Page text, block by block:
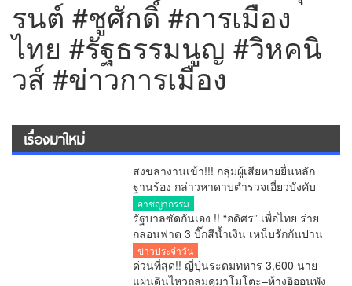
รนต์ #ชูศักดิ์ #การเมือง
ไทย #รัฐธรรมนูญ #วิหคนิ
วส์ #ข่าวการเมือง
เรื่องมาใหม่
สงขลางานเข้า!!! กลุ่มผู้เสียหายยื่นหลัก
ฐานร้อง กล่าวหาดาบตำรวจเอี่ยวบังคับ
ถ่ายคลิปอนาจาร ขู่ยัดยา มีผู้เสียหาย
หลายราย เร่งตรวจสอบ
อาชญากรรม
รัฐบาลซัดกันเอง !! “อดิศร” เพื่อไทย ร่าย
กลอนฟาด 3 บิ๊กสีน้ำเงิน เหน็บรักกันปาน
จะกลืน “เขากระโดง”
ข่าวประจำวัน
ด่วนที่สุด!! ญี่ปุ่นระดมทหาร 3,600 นาย
แผ่นดินไหวถล่มคุมาโมโตะ–ห้างอิออนพัง